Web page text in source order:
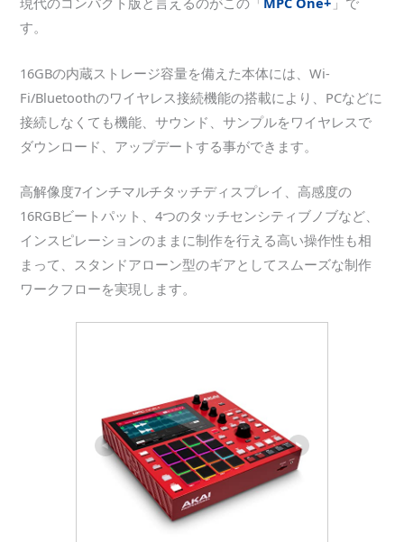
す。
16GBの内蔵ストレージ容量を備えた本体には、Wi-
Fi/Bluetoothのワイヤレス接続機能の搭載により、PCなどに
接続しなくても機能、サウンド、サンプルをワイヤレスで
ダウンロード、アップデートする事ができます。
高解像度7インチマルチタッチディスプレイ、高感度の
16RGBビートパット、4つのタッチセンシティブノブなど、
インスピレーションのままに制作を行える高い操作性も相
まって、スタンドアローン型のギアとしてスムーズな制作
ワークフローを実現します。